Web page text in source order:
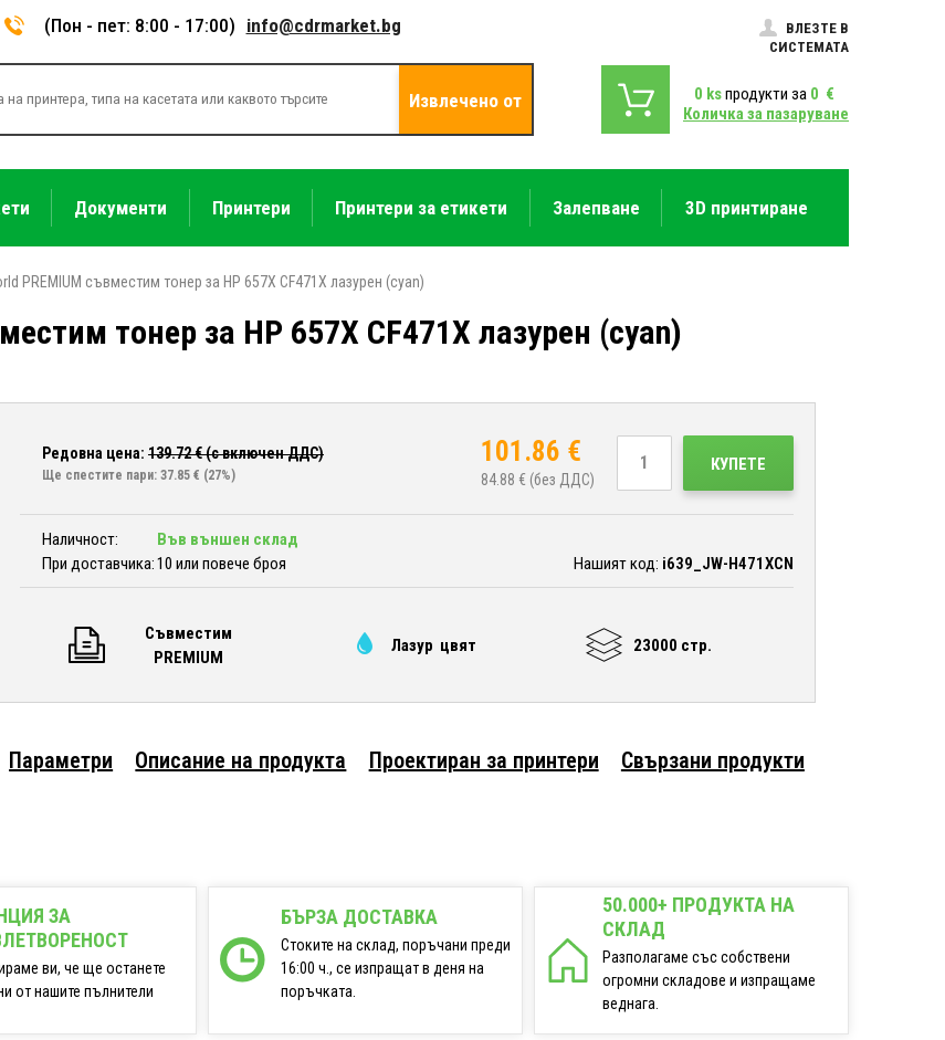
(Пон - пет: 8:00 - 17:00) info@cdrmarket.bg
ВЛЕЗТЕ В
СИСТЕМАТА
Извлечено от 0 ksпродукти за 0 €
Количка за пазаруване
Документи Принтери Принтери за етикети Залепване 3D принтиране
PREMIUM съвместим тонер за HP 657X CF471X лазурен (cyan)
тонер за HP 657X CF471X лазурен (cyan)
Редовна цена: 139.72€ (с включен ДДС)
Ще спестите пари: 37.85 € (27%)
101.86 €
84.88 € (без ДДС)
КУПЕТЕ
Наличност:
Във външен склад
При доставчика:10 или повече броя Нашият код: i639_JW-H471XCN
Съвместим
PREMIUM
Лазур цвят 23000 стр.
Параметри Описание на продукта Проектиран за принтери Свързани продукти
ЗА
ви, че ще останете
от нашите пълнители
БЪРЗА ДОСТАВКА
Стоките на склад, поръчани преди
16:00 ч., се изпращат в деня на
поръчката.
50.000+ ПРОДУКТА НА
СКЛАД
Разполагаме със собствени
огромни складове и изпращаме
веднага.